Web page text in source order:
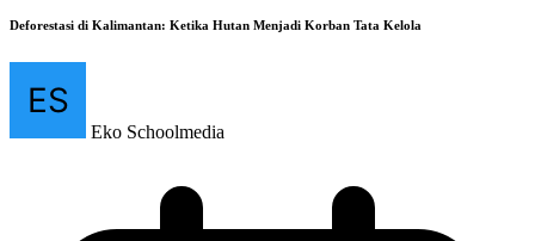
Deforestasi di Kalimantan: Ketika Hutan Menjadi Korban Tata Kelola
Eko Schoolmedia